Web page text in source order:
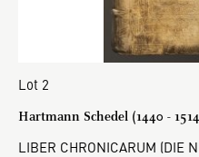
Lot 2
Hartmann Schedel (1440 -
LIBER CHRONICARUM (DIE